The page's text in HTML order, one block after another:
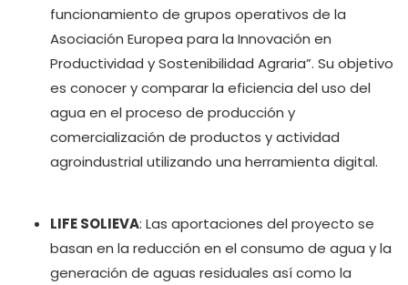
funcionamiento de grupos operativos de la
Asociación Europea para la Innovación en
Productividad y Sostenibilidad Agraria”. Su objetivo
es conocer y comparar la eficiencia del uso del
agua en el proceso de producción y
comercialización de productos y actividad
agroindustrial utilizando una herramienta digital.
LIFE SOLIEVA: Las aportaciones del proyecto se
basan en la reducción en el consumo de agua y la
generación de aguas residuales así como la